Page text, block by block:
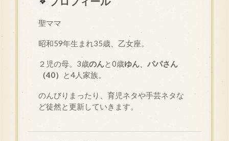
聖ママ
昭和59年生まれ35歳、乙女座。
２児の母。3歳のんと0歳ゆん
パパさん
（40）
と4人家族。
のんびりまったり、育児ネタや手芸ネタな
ど徒然と更新していきます。